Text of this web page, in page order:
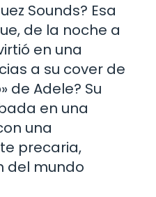
Sounds? Esa
de la noche a
en una
a su cover de
de Adele? Su
en una
una
precaria,
del mundo